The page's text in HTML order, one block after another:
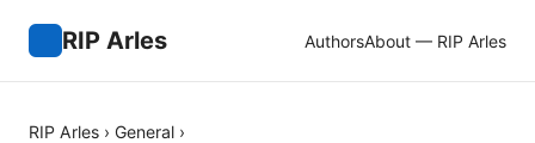
RIP Arles AuthorsAbout — RIP Arles
RIP Arles › General ›